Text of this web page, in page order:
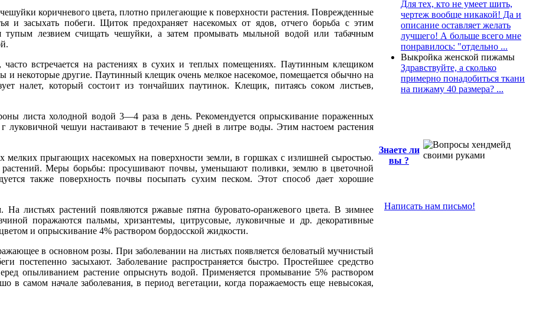
коричневого цвета, плотно прилегающие к поверхности растения. Поврежденные
и засыхать побеги. Щиток предохраняет насекомых от ядов, отчего борьба с этим
тупым лезвием счищать чешуйки, а затем промывать мыльной водой или табачным
встречается на растениях в сухих и теплых помещениях. Паутинным клещиком
и некоторые другие. Паутинный клещик очень мелкое насекомое, помещается обычно на
налет, который состоит из тончайших паутинок. Клещик, питаясь соком листьев,
листа холодной водой 3—4 раза в день. Рекомендуется опрыскивание пораженных
луковичной чешуи настаивают в течение 5 дней в литре воды. Этим настоем растения
мелких прыгающих насекомых на поверхности земли, в горшках с излишней сыростью.
растений. Меры борьбы: просушивают почвы, уменьшают поливки, землю в цветочной
также поверхность почвы посыпать сухим песком. Этот способ дает хорошие
На листьях растений появляются ржавые пятна буровато-оранжевого цвета. В зимнее
поражаются пальмы, хризантемы, цитрусовые, луковичные и др. декоративные
и опрыскивание 4% раствором бордосской жидкости.
в основном розы. При заболевании на листьях появляется беловатый мучнистый
постепенно засыхают. Заболевание распространяется быстро. Простейшее средство
опыливанием растение опрыснуть водой. Применяется промывание 5% раствором
в самом начале заболевания, в период вегетации, когда поражаемость еще невысокая,
Для тех, кто не умеет шить,
чертеж вообще никакой! Да и
описание оставляет желать
лучшего! А больше всего мне
понравилось: "отдельно ...
Выкройка женской пижамы
Здравствуйте, а сколько
примерно понадобиться ткани
на пижаму 40 размера? ...
Знаете ли
вы ?
Написать нам письмо!